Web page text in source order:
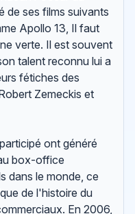
de ses films suivants
Apollo 13, Il faut
verte. Il est souvent
talent reconnu lui a
fétiches des
Zemeckis et
ont généré
box-office
dans le monde, ce
de l'histoire du
En 2006,